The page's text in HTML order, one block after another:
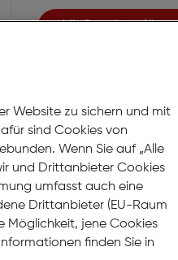
Mit Premiumgläsern und Superentspiegelung in Sehstärke
Jetzt Termin
Lagernd | 6 bis 8
Nach Hause liefern
Selbstabholung in
Website zu sichern und mit
sind Cookies von
Wenn Sie auf „Alle
und Drittanbieter Cookies
umfasst auch eine
Drittanbieter (EU-Raum
Möglichkeit, jene Cookies
finden Sie in